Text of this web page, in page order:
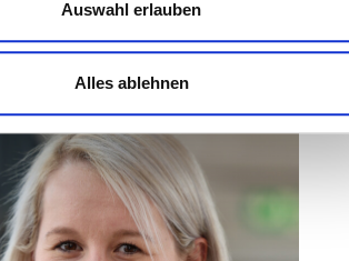
Auswahl erlauben
Alles ablehnen